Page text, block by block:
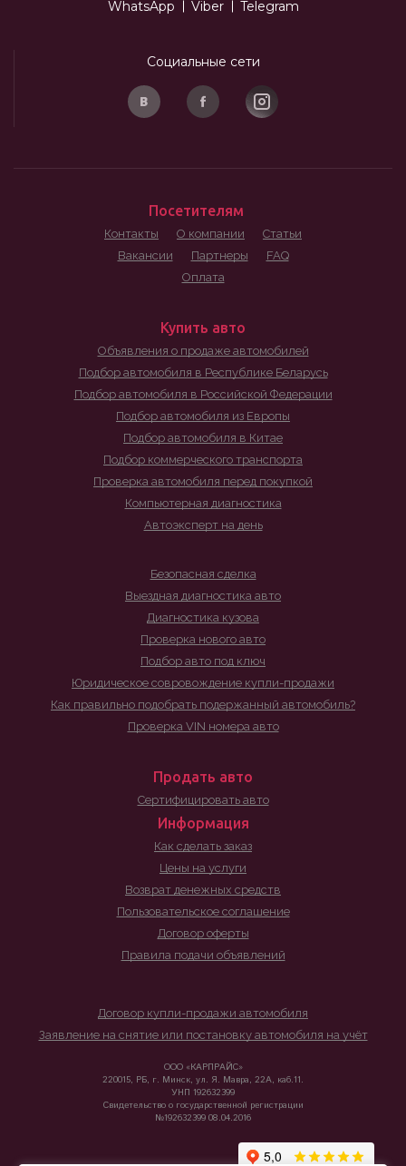
WhatsApp Viber Telegram
Социальные сети
Посетителям
Контакты О компании
Статьи
Вакансии
Партнеры
FAQ
Оплата
Купить авто
Объявления о продаже автомобилей
Подбор автомобиля в Республике Беларусь
Подбор автомобиля в Российской Федерации
Подбор автомобиля из Европы
Подбор автомобиля в Китае
Подбор коммерческого транспорта
Проверка автомобиля перед покупкой
Компьютерная диагностика
Автоэксперт на день
Безопасная сделка
Выездная диагностика авто
Диагностика кузова
Проверка нового авто
Подбор авто под ключ
Юридическое совровождение купли-продажи
Как правильно подобрать подержанный автомобиль?
Проверка VIN номера авто
Продать авто
Сертифицировать авто
Информация
Как сделать заказ
Цены на услуги
Возврат денежных средств
Пользовательское соглашение
Договор оферты
Правила подачи объявлений
Договор купли-продажи автомобиля
Заявление на снятие или постановку автомобиля на учёт
ООО «КАРПРАЙС»
220015, РБ, г. Минск, ул. Я. Мавра, 22А, каб.11.
УНП 192632399
Свидетельство о государственной регистрации
№192632399 08.04.2016